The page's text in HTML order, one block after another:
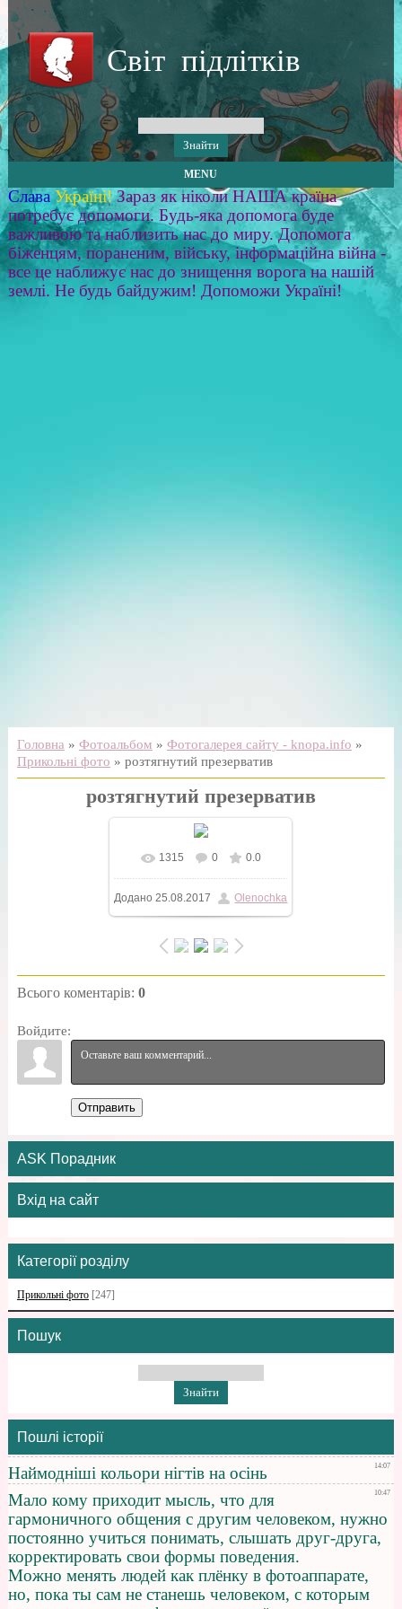
Світ підлітків
MENU
Слава Україні! Зараз як ніколи НАША країна
потребує допомоги. Будь-яка допомога буде
важливою та наблизить нас до миру. Допомога
біженцям, пораненим, війську, інформаційна війна -
все це наближує нас до знищення ворога на нашій
землі. Не будь байдужим! Допоможи Україні!
Головна » Фотоальбом » Фотогалерея сайту - knopa.info »
Прикольні фото » розтягнутий презерватив
розтягнутий презерватив
У реальному розмірі
600x400/ 12.8Kb
1315 0 0.0
Додано 25.08.2017 Olenochka
Всього коментарів: 0
Войдите:
Отправить
ASK Порадник
Вхід на сайт
Категорії розділу
Прикольні фото [247]
Пошук
Пошлі історії